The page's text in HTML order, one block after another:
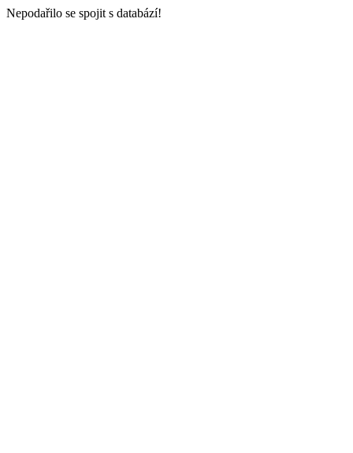
Nepodařilo se spojit s databází!